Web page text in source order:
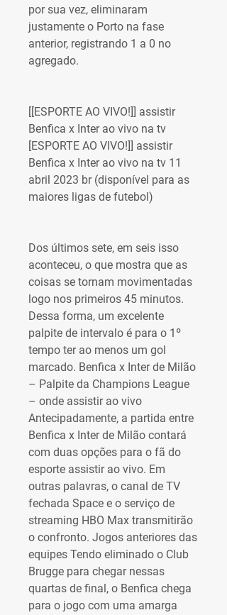
por sua vez, eliminaram
justamente o Porto na fase
anterior, registrando 1 a 0 no
agregado.
[[ESPORTE AO VIVO!]] assistir
Benfica x Inter ao vivo na tv
[ESPORTE AO VIVO!]] assistir
Benfica x Inter ao vivo na tv 11
abril 2023 br (disponível para as
maiores ligas de futebol)
Dos últimos sete, em seis isso
aconteceu, o que mostra que as
coisas se tornam movimentadas
logo nos primeiros 45 minutos.
Dessa forma, um excelente
palpite de intervalo é para o 1º
tempo ter ao menos um gol
marcado. Benfica x Inter de Milão
– Palpite da Champions League
– onde assistir ao vivo
Antecipadamente, a partida entre
Benfica x Inter de Milão contará
com duas opções para o fã do
esporte assistir ao vivo. Em
outras palavras, o canal de TV
fechada Space e o serviço de
streaming HBO Max transmitirão
o confronto. Jogos anteriores das
equipes Tendo eliminado o Club
Brugge para chegar nessas
quartas de final, o Benfica chega
para o jogo com uma amarga